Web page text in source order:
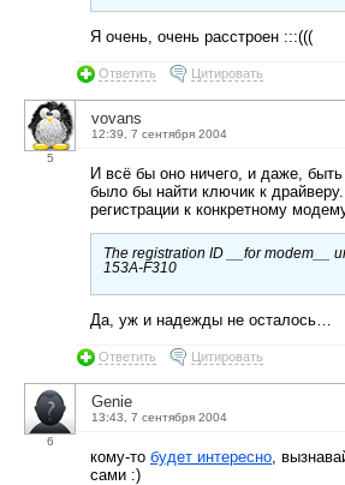
Я очень, очень расстроен :::(((
Ответить Цитировать
5
vovans
12:39, 7 сентября 2004
И всё бы оно ничего, и даже,
было бы найти ключик к
регистрации к конкретному
The registration ID __for modem__
153A-F310
Да, уж и надежды не осталось…
Ответить Цитировать
6
Genie
13:43, 7 сентября 2004
кому-то будет интересно ,
сами :)